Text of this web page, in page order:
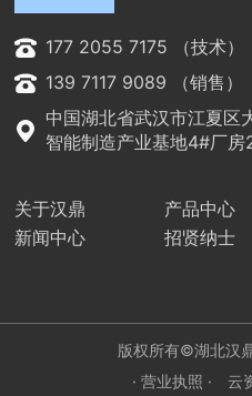
177 2055 7175 （技术）
139 7117 9089 （销售）
中国湖北省武汉市江夏区
智能制造产业基地4#厂房
关于汉鼎 产品中心
新闻中心
招贤纳士
版权所有©湖北汉
· 营业执照 ·
云